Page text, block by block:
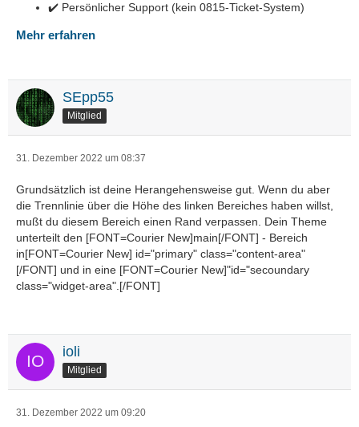
✔️ Persönlicher Support (kein 0815-Ticket-System)
Mehr erfahren
SEpp55
Mitglied
31. Dezember 2022 um 08:37
Grundsätzlich ist deine Herangehensweise gut. Wenn du aber
die Trennlinie über die Höhe des linken Bereiches haben willst,
mußt du diesem Bereich einen Rand verpassen. Dein Theme
unterteilt den [FONT=Courier New]main[/FONT] - Bereich
in[FONT=Courier New] id="primary" class="content-area"
[/FONT] und in eine [FONT=Courier New]"id="secoundary
class="widget-area".[/FONT]
ioli
Mitglied
31. Dezember 2022 um 09:20